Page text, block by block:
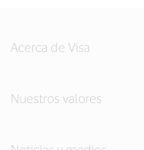
Acerca de Visa
Nuestros valores